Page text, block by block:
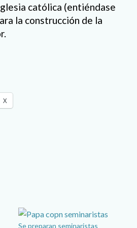
católica (entiéndase
la construcción de la
X
Se preparan seminaristas